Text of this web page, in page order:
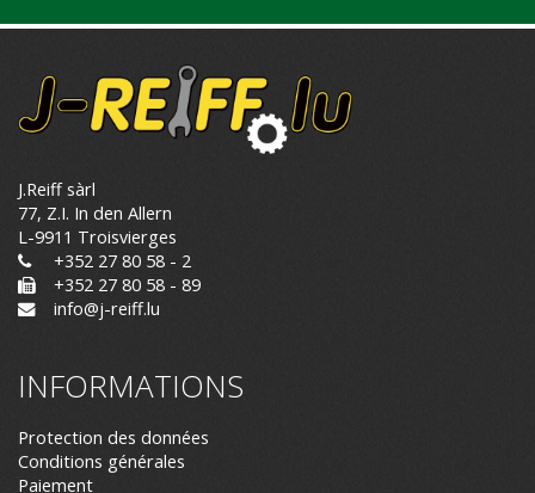
J.Reiff sàrl
77, Z.I. In den Allern
L-9911 Troisvierges
+352 27 80 58 - 2
+352 27 80 58 - 89
info@j-reiff.lu
INFORMATIONS
Protection des données
Conditions générales
Paiement